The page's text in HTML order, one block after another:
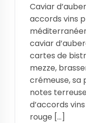
Caviar
accords vins
caviar
cartes de
mezze,
crémeuse, sa
notes
d’accords
rouge […]